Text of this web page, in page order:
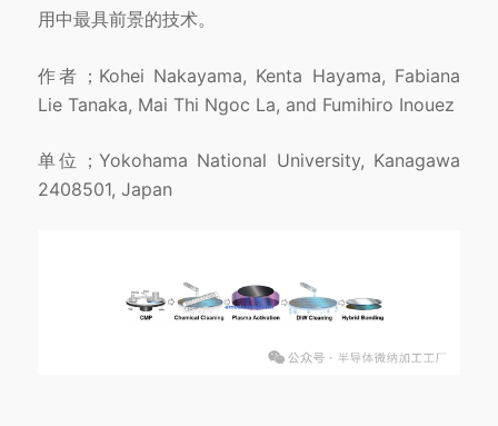
用中最具前景的技术。
作者；Kohei Nakayama, Kenta Hayama, Fabiana
Lie Tanaka, Mai Thi Ngoc La, and Fumihiro Inouez
单位；Yokohama National University, Kanagawa
2408501, Japan